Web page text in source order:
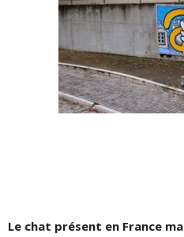
Le chat présent en France